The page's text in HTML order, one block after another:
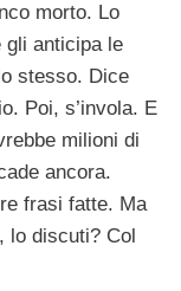
morto. Lo
gli anticipa le
stesso. Dice
Poi, s’invola. E
milioni di
ancora.
frasi fatte. Ma
lo discuti? Col